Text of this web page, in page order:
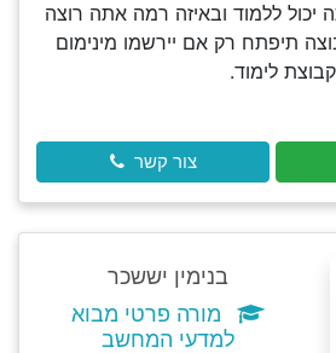
יכול ללמוד ובאיזה רמה אתה רוצה
תיפתח רק אם יירשמו מינימום
לימוד.
צור קשר
בנימין יששכר
מורה פרטי מבוא
למדעי המחשב